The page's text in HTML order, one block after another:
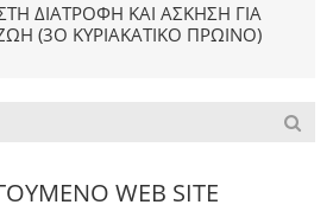
ΔΙΑΤΡΟΦΉ ΚΑΙ ΆΣΚΗΣΗ ΓΙΑ
(3Ο ΚΥΡΙΑΚΆΤΙΚΟ ΠΡΩΙΝΌ)
WEB SITE